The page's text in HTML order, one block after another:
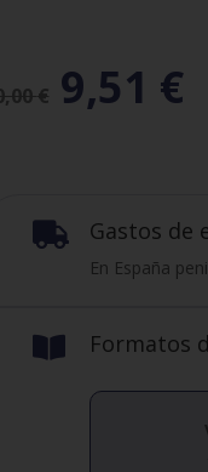
€ 9,51 €
 Gastos de
En España
 Formatos